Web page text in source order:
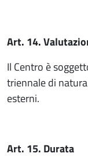
Art. 14.
Il Centro è
triennale di
esterni.
Art. 15. Durata